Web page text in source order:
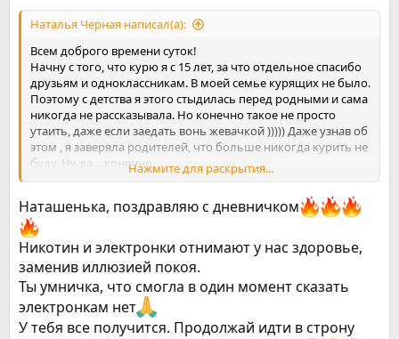
Наталья Черная написал(а):
Всем доброго времени суток!
Начну с того, что курю я с 15 лет, за что отдельное спасибо
друзьям и одноклассникам. В моей семье курящих не было.
Поэтому с детства я этого стыдилась перед родными и сама
никогда не рассказывала. Но конечно такое не просто
утаить, даже если заедать вонь жевачкой ))))) Даже узнав об
этом , я заверяла родителей, что больше никогда курить не
буду. Ну да… конечно.
Так я и курила примерно до 20 лет. Потом встретив
некурящего парня с которым завязались отношения, по его
инициативе я прочитала книгу Аллена Карра и бросила
курить одним днем. Со своей компанией я общаться
перестала, таким образом в моём кругу все стали
некурящие и мне было легко придерживаться отказа от
сигарет. Но вот спустя год я рассталась с парнем и
вернулась в свою компанию иииии…. тут же сорвалась.
Курила снова сигареты, потом перешла на гло, с мыслями
что это лучше и безопасней))) Попытки бросить конечно
Нажмите для раскрытия...
Наташенька, поздравляю с дневничком
Никотин и электронки отнимают у нас здоровье,
заменив иллюзией покоя.
Ты умничка, что смогла в один момент сказать
электронкам нет
У тебя все получится. Продолжай идти в строну